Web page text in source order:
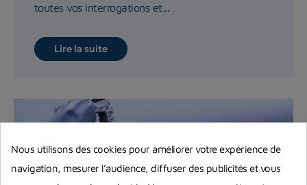
toutes vos interrogations et...
Lire la suite
Nous utilisons des cookies pour améliorer votre expérience de
navigation, mesurer l’audience, diffuser des publicités et vous